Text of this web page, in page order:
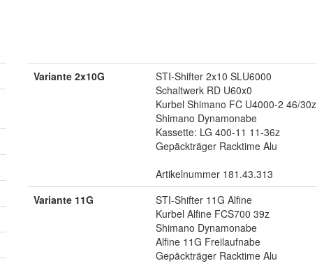
Variante 2x10G
STI-Shifter 2x10 SLU6000
Schaltwerk RD U60x0
Kurbel Shimano FC U4000-2 46/30z
Shimano Dynamonabe
Kassette: LG 400-11 11-36z
Gepäckträger Racktime Alu
Artikelnummer 181.43.313
Variante 11G
STI-Shifter 11G Alfine
Kurbel Alfine FCS700 39z
Shimano Dynamonabe
Alfine 11G Freilaufnabe
Gepäckträger Racktime Alu